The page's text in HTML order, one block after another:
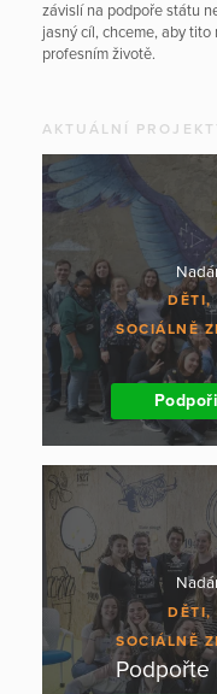
závislí na podpoře státu
jasný cíl, chceme, aby
profesním životě.
AKTUÁLNÍ
DĚTI,
SOCIÁLNĚ
DĚTI,
SOCIÁLNĚ
Podpořte